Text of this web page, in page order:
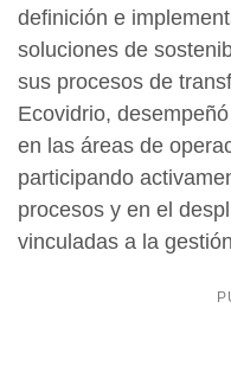
definición e
soluciones de
sus procesos de
Ecovidrio,
en las áreas de
participando
procesos y en el
vinculadas a la